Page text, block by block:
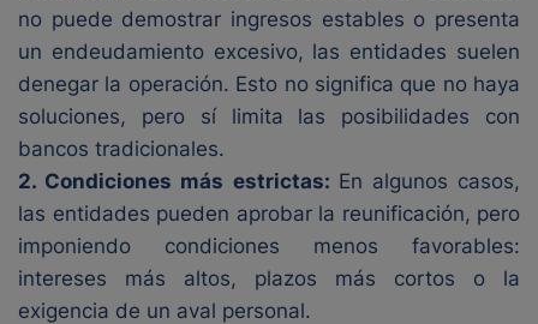
no puede demostrar ingresos estables o presenta
un endeudamiento excesivo, las entidades suelen
denegar la operación. Esto no significa que no haya
soluciones, pero sí limita las posibilidades con
bancos tradicionales.
2. Condiciones más estrictas: En algunos casos,
las entidades pueden aprobar la reunificación, pero
imponiendo condiciones menos favorables:
intereses más altos, plazos más cortos o la
exigencia de un aval personal.